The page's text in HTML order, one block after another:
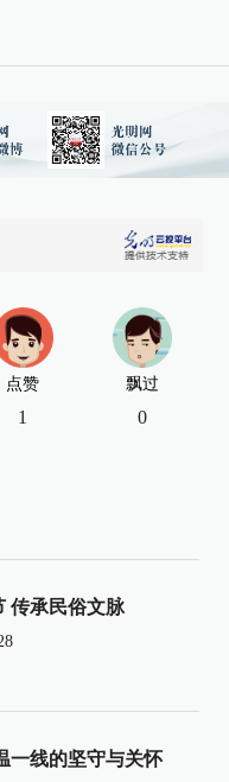
点赞
1
飘过
0
传承民俗文脉
一线的坚守与关怀